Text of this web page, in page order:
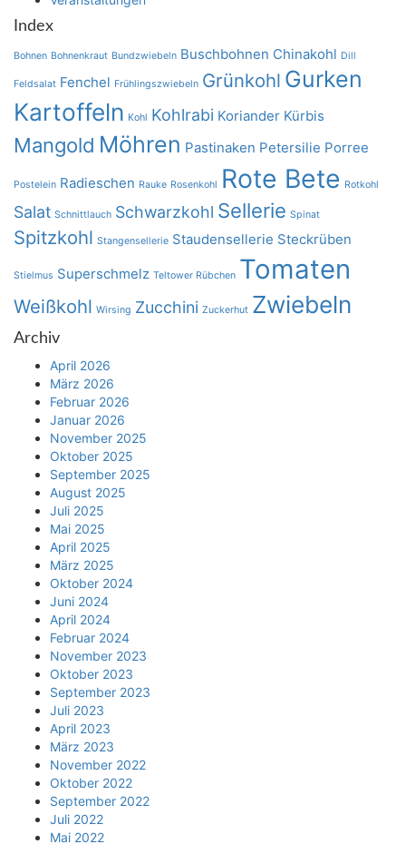
Index
Bohnen Bohnenkraut Bundzwiebeln Buschbohnen Chinakohl Dill
Feldsalat Fenchel Frühlingszwiebeln Grünkohl Gurken
Kartoffeln Kohl Kohlrabi Koriander Kürbis
Mangold Möhren Pastinaken Petersilie Porree
Postelein Radieschen Rauke Rosenkohl Rote Bete Rotkohl
Salat Schnittlauch Schwarzkohl Sellerie Spinat
Spitzkohl Stangensellerie Staudensellerie Steckrüben
Stielmus Superschmelz Teltower Rübchen Tomaten
Weißkohl Wirsing Zucchini Zuckerhut Zwiebeln
Archiv
April 2026
März 2026
Februar 2026
Januar 2026
November 2025
Oktober 2025
September 2025
August 2025
Juli 2025
Mai 2025
April 2025
März 2025
Oktober 2024
Juni 2024
April 2024
Februar 2024
November 2023
Oktober 2023
September 2023
Juli 2023
April 2023
März 2023
November 2022
Oktober 2022
September 2022
Juli 2022
Mai 2022